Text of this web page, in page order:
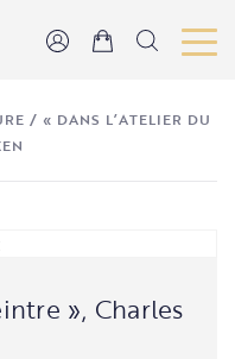
/ « DANS L’ATELIER DU
», Charles